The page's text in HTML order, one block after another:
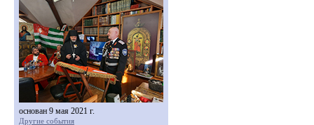
основан 9 мая 2021 г.
Другие события